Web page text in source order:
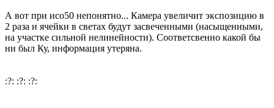
А вот при исо50 непонятно... Камера увеличит экспозицию в
2 раза и ячейки в светах будут засвеченными (насыщенными,
на участке сильной нелинейности). Соответсвенно какой бы
ни был Ку, информация утеряна.
:?: :?: :?: